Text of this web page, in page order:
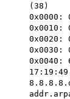
(38)
0x0000:
0x0010:
0x0020:
0x0030:
0x0040: